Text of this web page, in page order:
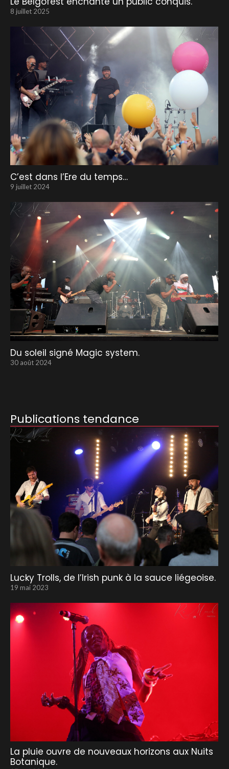
8 juillet 2025
C’est dans l’Ere du temps…
9 juillet 2024
Du soleil signé Magic system.
30 août 2024
Publications tendance
Lucky Trolls, de l’Irish punk à la sauce liégeoise.
19 mai 2023
La pluie ouvre de nouveaux horizons aux Nuits
Botanique.